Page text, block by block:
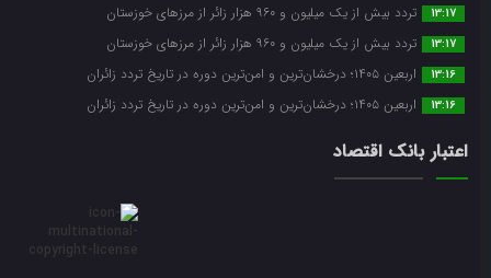
13:17 تردد بیش از یک میلیون و ۹۶۰ هزار زائر از مرزهای خوزستان
13:17 تردد بیش از یک میلیون و ۹۶۰ هزار زائر از مرزهای خوزستان
13:16 اربعین ۱۴۰۵؛ درخشان‌ترین و امن‌ترین دوره در تاریخ تردد زائران
13:16 اربعین ۱۴۰۵؛ درخشان‌ترین و امن‌ترین دوره در تاریخ تردد زائران
اعتبار بانک اقتصاد